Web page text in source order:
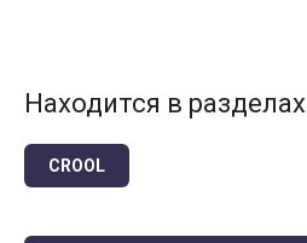
Находится в разделах
CROOL